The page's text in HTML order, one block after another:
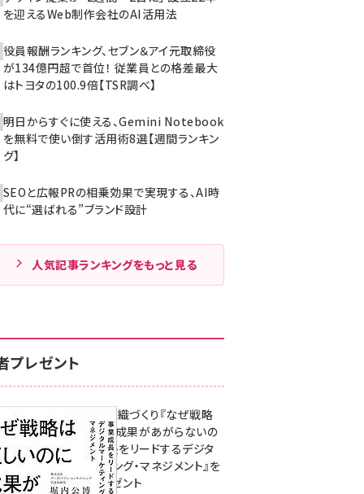
を迎えるWeb制作会社のAI活用法
役員報酬ランキング、セブン＆アイ元取締役
が134億円超で首位！ 従業員との格差最大
はトヨタの100.9倍【TSR調べ】
明日からすぐに使える、Gemini Notebook
を無料で使い倒す活用術8選【週間ランキン
グ】
SEOと広報PRの相乗効果で実現する、AI時
代に“選ばれる”ブランド設計
人気記事ランキングをもっと見る
プレゼント
成果を生む組織づくり『なぜ戦略
は正しいのに成果があがらないの
か？ 事業成長をリードするデジタ
ルマーケティング・マネジメント』を
3名様にプレゼント